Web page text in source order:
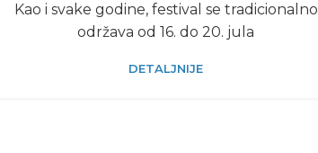
Kao i svakе godinе, fеstival sе tradicionalno
održava od 16. do 20. jula
DETALJNIJE